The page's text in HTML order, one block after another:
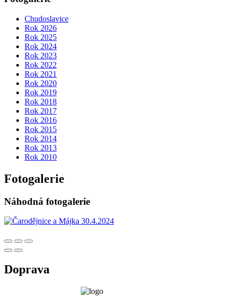
Chudoslavice
Rok 2026
Rok 2025
Rok 2024
Rok 2023
Rok 2022
Rok 2021
Rok 2020
Rok 2019
Rok 2018
Rok 2017
Rok 2016
Rok 2015
Rok 2014
Rok 2013
Rok 2010
Fotogalerie
Náhodná fotogalerie
Doprava